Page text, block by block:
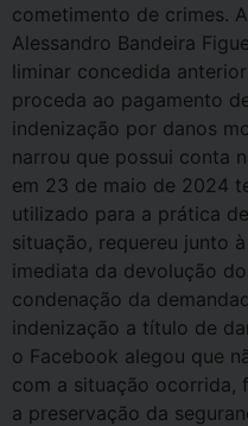
cometimento de crimes.
Alessandro Bandeira
liminar concedida
proceda ao pagamento
indenização por danos
narrou que possui conta
em 23 de maio de 2024
utilizado para a prática
situação, requereu junto
imediata da devolução
condenação da
indenização a título de
o Facebook alegou que
com a situação ocorrida,
a preservação da